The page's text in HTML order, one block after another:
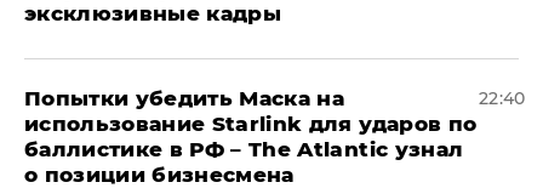
эксклюзивные кадры
Попытки убедить Маска на
использование Starlink для ударов по
баллистике в РФ – The Atlantic узнал
о позиции бизнесмена
22:40